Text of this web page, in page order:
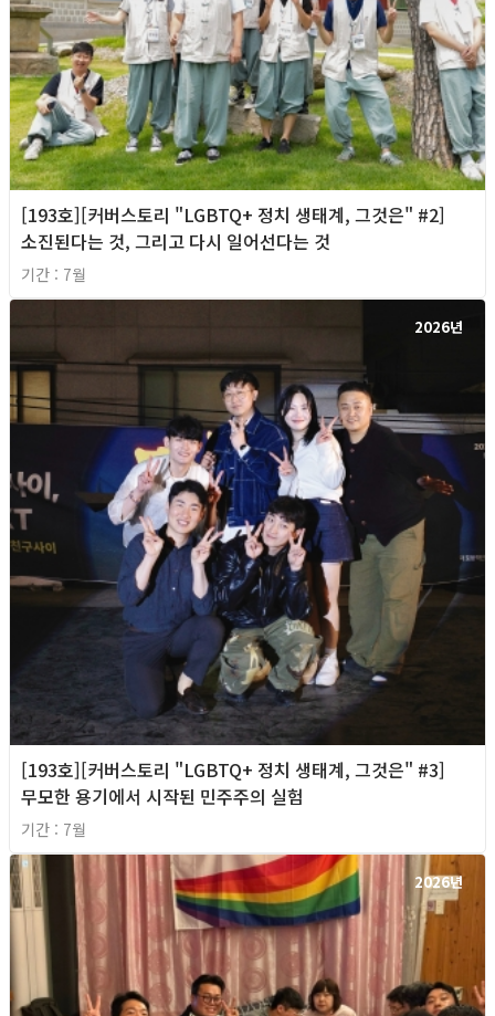
[193호][커버스토리 "LGBTQ+ 정치 생태계, 그것은" #2]
소진된다는 것, 그리고 다시 일어선다는 것
기간 : 7월
2026년
[193호][커버스토리 "LGBTQ+ 정치 생태계, 그것은" #3]
무모한 용기에서 시작된 민주주의 실험
기간 : 7월
2026년